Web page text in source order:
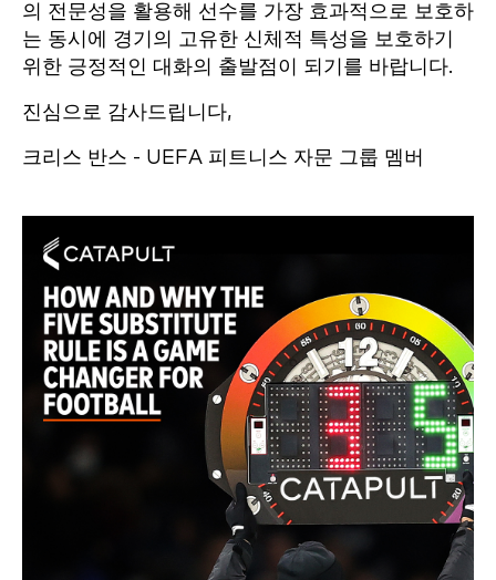
의 전문성을 활용해 선수를 가장 효과적으로 보호하
는 동시에 경기의 고유한 신체적 특성을 보호하기
위한 긍정적인 대화의 출발점이 되기를 바랍니다.
진심으로 감사드립니다,
크리스 반스 - UEFA 피트니스 자문 그룹 멤버